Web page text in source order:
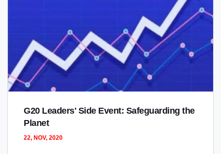
G20 Leaders' Side Event: Safeguarding the
Planet
22, NOV, 2020